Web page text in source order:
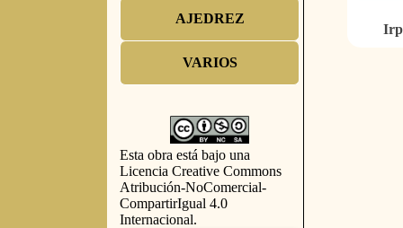
AJEDREZ
VARIOS
Esta obra está bajo una
Licencia Creative Commons
Atribución-NoComercial-
CompartirIgual 4.0
Internacional.